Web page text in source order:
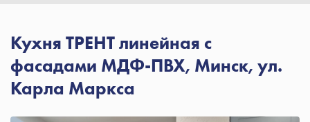
Кухня ТРЕНТ линейная с
фасадами МДФ-ПВХ, Минск, ул.
Карла Маркса